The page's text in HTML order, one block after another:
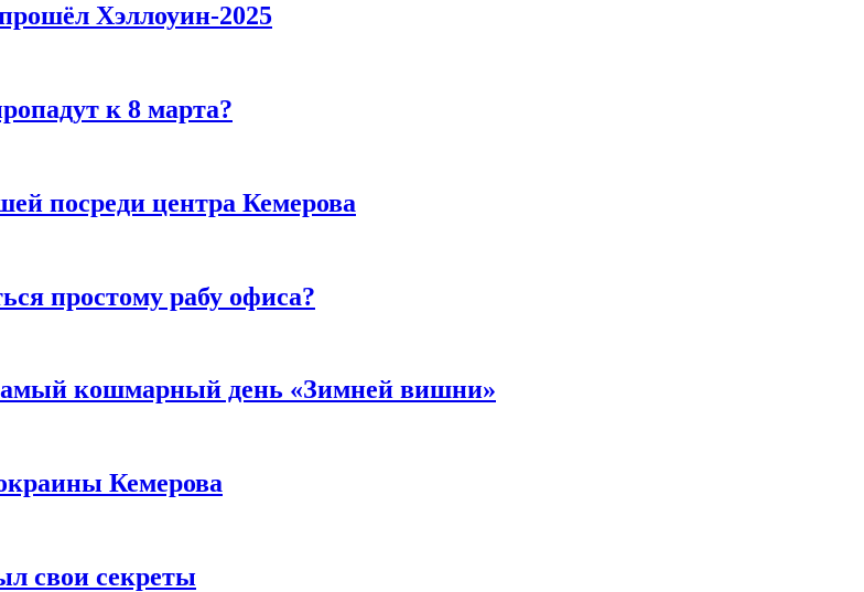
Хэллоуин-2025
к 8 марта?
посреди центра Кемерова
простому рабу офиса?
кошмарный день «Зимней вишни»
Кемерова
свои секреты